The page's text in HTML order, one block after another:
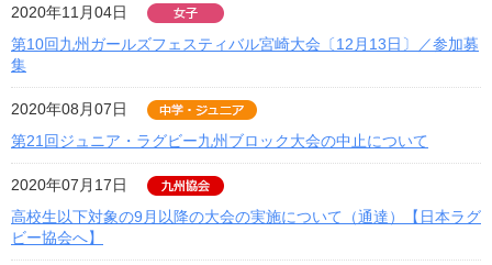
2020年11月04日
第10回九州ガールズフェスティバル宮崎大会〔12月13日〕／参加募
集
2020年08月07日
第21回ジュニア・ラグビー九州ブロック大会の中止について
2020年07月17日
高校生以下対象の9月以降の大会の実施について（通達）【日本ラグ
ビー協会へ】